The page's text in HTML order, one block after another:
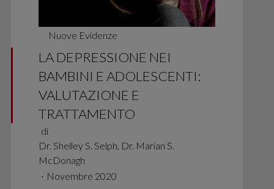
Nuove Evidenze
LA DEPRESSIONE NEI
BAMBINI E ADOLESCENTI:
VALUTAZIONE E
TRATTAMENTO
di
Dr. Shelley S. Selph, Dr. Marian S.
McDonagh
∙ Novembre 2020